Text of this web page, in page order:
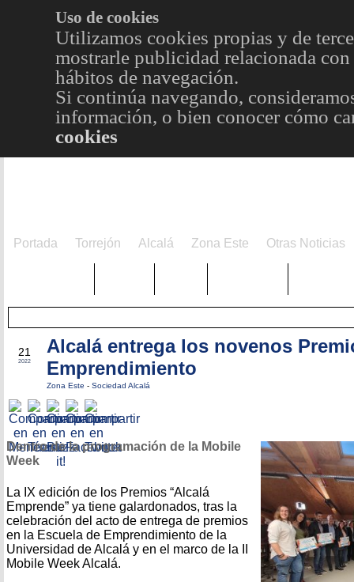
Uso de cookies
Utilizamos cookies propias y de
mostrarle publicidad relacionada
hábitos de navegación.
Si continúa navegando,
información, o bien conocer cómo
cookies
Portada Torrejón Alcalá Zona Este Otras Noticias
21
2022
Alcalá entrega los novenos
Emprendimiento
Zona Este - Sociedad Alcalá
Dentro de la programación de la Mobile
Week
La IX edición de los Premios “Alcalá
Emprende” ya tiene galardonados, tras la
celebración del acto de entrega de premios
en la Escuela de Emprendimiento de la
Universidad de Alcalá y en el marco de la II
Mobile Week Alcalá.